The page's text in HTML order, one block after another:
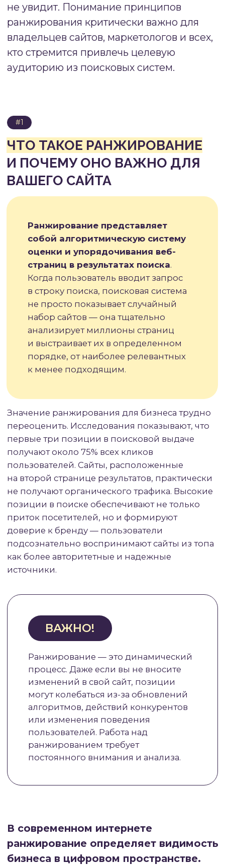
Значение ранжирования для бизнеса трудно
переоценить. Исследования показывают, что
получают около 75% всех кликов
пользователей. Сайты, расположенные
на второй странице результатов, практически
подсознательно воспринимают сайты из топа
как более авторитетные и надежные
источники.
ВАЖНО!
могут колебаться из-за обновлений
алгоритмов, действий конкурентов
пользователей. Работа над
ранжированием требует
постоянного внимания и анализа.
В современном интернете
ранжирование определяет видимость
бизнеса в цифровом пространстве.
Компании вкладывают значительные
ресурсы в поисковую оптимизацию
из поиска остается одним из самых
качественных и конверсионных каналов
привлечения клиентов. При этом важно
понимать, что ранжирование работает
не только в классических поисковиках —
аналогичные принципы применяются
в маркетплейсах, социальных сетях,
видеоплатформах и других сервисах.
БАЗОВЫЕПРИНЦИПЫ РАБОТЫ
РАНЖИРОВАНИЯ
пользователю наиболее полезный
ранжирования построены вокруг
оценки двух ключевых параметров:
релевантности страницы запросу
показывает, насколько точно
содержание страницы соответствует
поисковому намерению пользователя,
достоверность и удобство восприятия
информации.
Процесс ранжирования начинается задолго
до того, как пользователь увидит результаты.
Сначала поисковые роботы сканируют веб-
о их содержании, структуре и технических
параметрах. Затем эти данные
мгновенно анализирует индекс и применяет
алгоритмы ранжирования для определения
порядка отображения результатов.